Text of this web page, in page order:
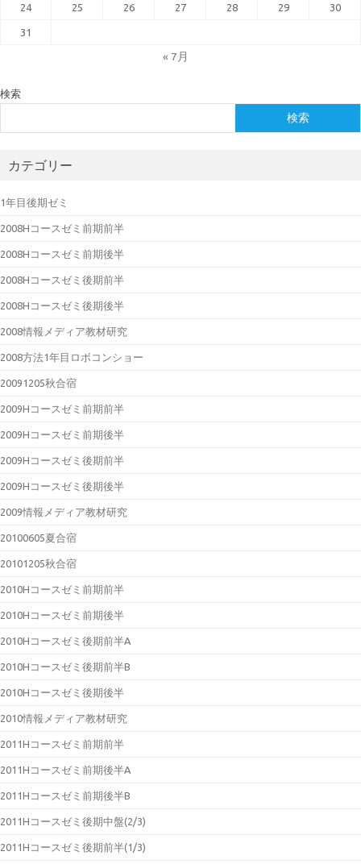
24 25 26 27 28 29 30
31
« 7月
検索
検索
カテゴリー
1年目後期ゼミ
2008Hコースゼミ前期前半
2008Hコースゼミ前期後半
2008Hコースゼミ後期前半
2008Hコースゼミ後期後半
2008情報メディア教材研究
2008方法1年目ロボコンショー
20091205秋合宿
2009Hコースゼミ前期前半
2009Hコースゼミ前期後半
2009Hコースゼミ後期前半
2009Hコースゼミ後期後半
2009情報メディア教材研究
20100605夏合宿
20101205秋合宿
2010Hコースゼミ前期前半
2010Hコースゼミ前期後半
2010Hコースゼミ後期前半A
2010Hコースゼミ後期前半B
2010Hコースゼミ後期後半
2010情報メディア教材研究
2011Hコースゼミ前期前半
2011Hコースゼミ前期後半A
2011Hコースゼミ前期後半B
2011Hコースゼミ後期中盤(2/3)
2011Hコースゼミ後期前半(1/3)